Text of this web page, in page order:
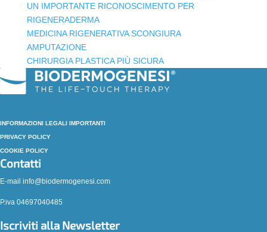
UN IMPORTANTE RICONOSCIMENTO PER
RIGENERADERMA
MEDICINA RIGENERATIVA SCONGIURA
AMPUTAZIONE
CHIRURGIA PLASTICA PIÙ SICURA
INFORMAZIONI LEGALI IMPORTANTI
PRIVACY POLICY
COOKIE POLICY
Contatti
E-mail info@biodermogenesi.com
P.iva 04697040485
Iscriviti alla Newsletter